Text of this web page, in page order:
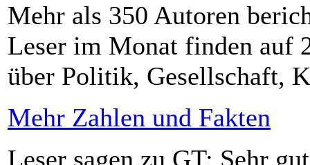
Mehr als 350 Autoren
Leser im Monat finden auf
über Politik, Gesellschaft,
Mehr Zahlen und Fakten
Leser sagen zu GT: Sehr